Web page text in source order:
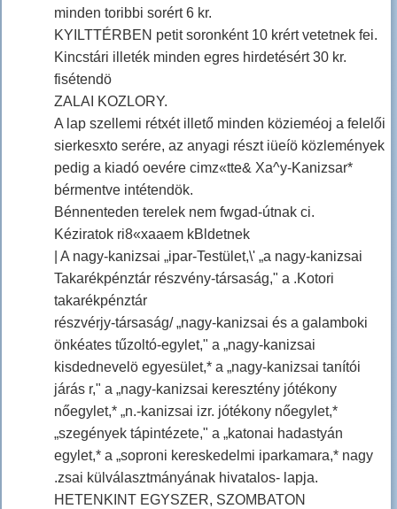
minden toribbi sorért 6 kr.
KYILTTÉRBEN petit soronként 10 krért vetetnek fei.
Kincstári illeték minden egres hirdetésért 30 kr.
fisétendö
ZALAI KOZLORY.
A lap szellemi rétxét illető minden közieméoj a felelői
sierkesxto serére, az anyagi részt iüeíö közlemények
pedig a kiadó oevére cimz«tte& Xa^y-Kanizsar*
bérmentve intétendök.
Bénnenteden terelek nem fwgad-útnak ci.
Kéziratok ri8«xaaem kBldetnek
| A nagy-kanizsai „ipar-Testület,\' „a nagy-kanizsai
Takarékpénztár részvény-társaság," a .Kotori
takarékpénztár
részvérjy-társaság/ „nagy-kanizsai és a galamboki
önkéates tűzoltó-egylet," a „nagy-kanizsai
kisdednevelö egyesület,* a „nagy-kanizsai tanítói
járás r," a „nagy-kanizsai keresztény jótékony
nőegylet,* „n.-kanizsai izr. jótékony nőegylet,*
„szegények tápintézete," a „katonai hadastyán
egylet,* a „soproni kereskedelmi iparkamara,* nagy
.zsai külválasztmányának hivatalos- lapja.
HETENKINT EGYSZER, SZOMBATON